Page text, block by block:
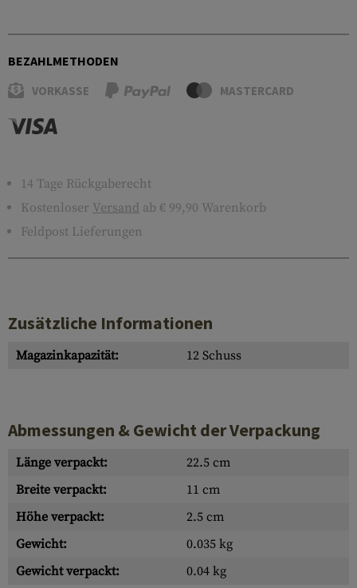
BEZAHLMETHODEN
VORKASSE MASTERCARD
14 Tage Rückgaberecht
Kostenloser Versand ab € 99,90 Warenkorb
Feldpost Lieferungen
Zusätzliche Informationen
Magazinkapazität: 12 Schuss
Abmessungen & Gewicht der Verpackung
Länge verpackt:
22.5 cm
Breite verpackt:
11 cm
Höhe verpackt:
2.5 cm
Gewicht:
0.035 kg
Gewicht verpackt:
0.04 kg